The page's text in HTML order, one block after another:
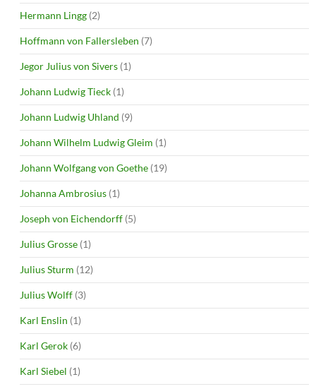
Hermann Lingg (2)
Hoffmann von Fallersleben (7)
Jegor Julius von Sivers (1)
Johann Ludwig Tieck (1)
Johann Ludwig Uhland (9)
Johann Wilhelm Ludwig Gleim (1)
Johann Wolfgang von Goethe (19)
Johanna Ambrosius (1)
Joseph von Eichendorff (5)
Julius Grosse (1)
Julius Sturm (12)
Julius Wolff (3)
Karl Enslin (1)
Karl Gerok (6)
Karl Siebel (1)